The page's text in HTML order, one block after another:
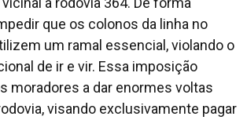
que os colonos da linha no
um ramal essencial, violando o
de ir e vir. Essa imposição
moradores a dar enormes voltas
visando exclusivamente pagar